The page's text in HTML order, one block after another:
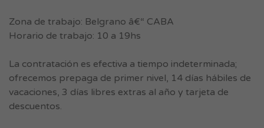
Zona de trabajo: Belgrano â€“ CABA
Horario de trabajo: 10 a 19hs
La contratación es efectiva a tiempo indeterminada;
ofrecemos prepaga de primer nivel, 14 días hábiles de
vacaciones, 3 días libres extras al año y tarjeta de
descuentos.